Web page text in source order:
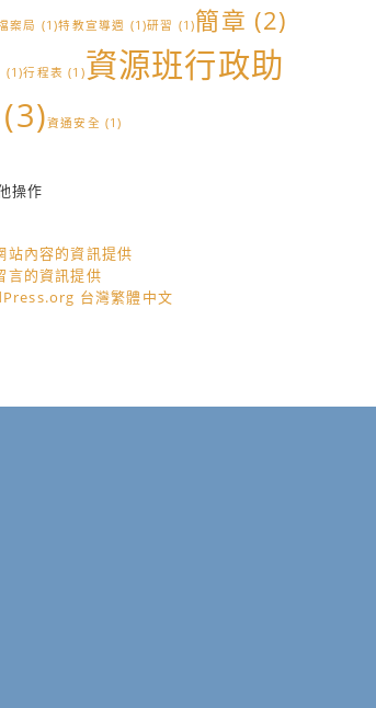
案局 (1)特教宣導週 (1)研習 (1)簡章 (2)
(1)行程表 (1)資源班行政助
(3)資通安全 (1)
操作
站內容的資訊提供
言的資訊提供
台灣繁體中文